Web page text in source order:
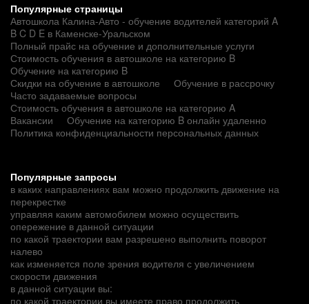
Популярные страницы
Автошкола Калина-Авто - обучение водителей категорий A
B C D E в Каменске-Уральском
Полный прайс на обучение и дополнительные услуги
Стоимость обучения в автошколе на категорию B
Обучение на категорию B
Скидки на обучение в автошколе
Обучение в рассрочку
Часто задаваемые вопросы
Стоимость обучения в автошколе на категорию A
Вакансии
Обучение на категорию B онлайн удаленно
Политика конфиденциальности персональных данных
Популярные запросы
в каких направлениях вам можно продолжить движение на
перекрестке
управляя каким автомобилем можно осуществить
опережение в данной ситуации
по какой траектории вам разрешено выполнить поворот
налево
как изменяется поле зрения водителя с увеличением
скорости движения
в данной ситуации вы:
по какой траектории вы имеете право продолжить